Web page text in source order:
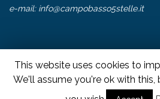
e-mail: info@campobasso5stelle.it
This website uses cookies to
We'll assume you're ok with